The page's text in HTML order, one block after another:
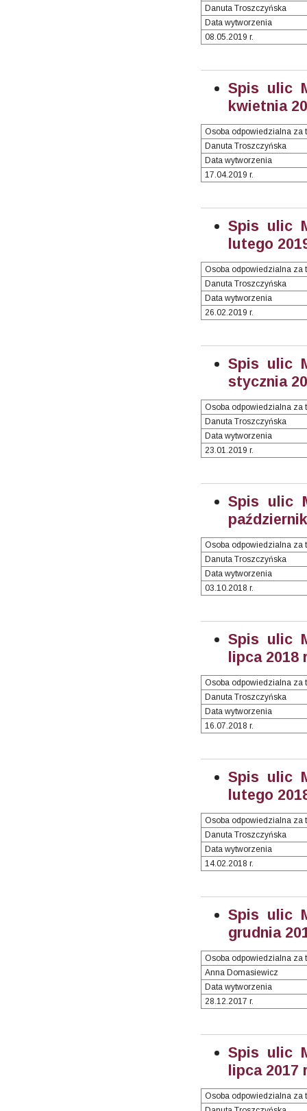
Danuta Troszczyńska
Data wytworzenia
08.05.2019 r.
Spis ulic
kwietnia
Osoba odpowiedzialna za
Danuta Troszczyńska
Data wytworzenia
17.04.2019 r.
Spis ulic
lutego
Osoba odpowiedzialna za
Danuta Troszczyńska
Data wytworzenia
26.02.2019 r.
Spis ulic
stycznia
Osoba odpowiedzialna za
Danuta Troszczyńska
Data wytworzenia
23.01.2019 r.
Spis ulic
Osoba odpowiedzialna za
Danuta Troszczyńska
Data wytworzenia
03.10.2018 r.
Spis ulic
lipca 2018
Osoba odpowiedzialna za
Danuta Troszczyńska
Data wytworzenia
16.07.2018 r.
Spis ulic
lutego
Osoba odpowiedzialna za
Danuta Troszczyńska
Data wytworzenia
14.02.2018 r.
Spis ulic
grudnia
Osoba odpowiedzialna za
Anna Domasiewicz
Data wytworzenia
28.12.2017 r.
Spis ulic
lipca 2017
Osoba odpowiedzialna za